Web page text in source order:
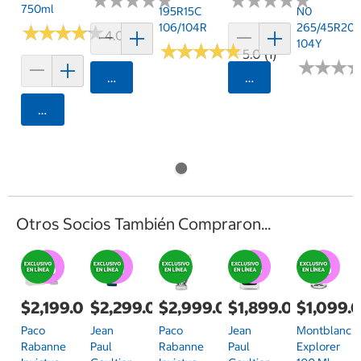
750ml
★★★★★
★★★★★4.0 (1)
Agregar
Agregar
195R15C
106/104R
★★★★★
★★★★★5.0 (1)
Agregar
N0
265/45R20
104Y
★★★
★★★
Otros Socios También Compraron...
$2,199.00
Paco
Rabanne
$2,299.00
Jean
Paul
$2,999.00
Paco
Rabanne
$1,899.00
Jean
Paul
Montblanc
Explorer